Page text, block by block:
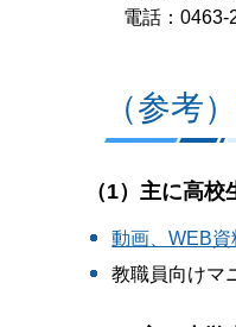
電話：
（参考
（1）主に高
動画、WEB資
教職員向けマ